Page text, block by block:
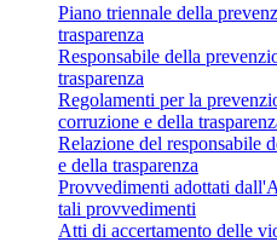
Piano triennale della
trasparenza
Responsabile della
trasparenza
Regolamenti per la
corruzione e della
Relazione del responsabile
e della trasparenza
Provvedimenti adottati
tali provvedimenti
Atti di accertamento delle